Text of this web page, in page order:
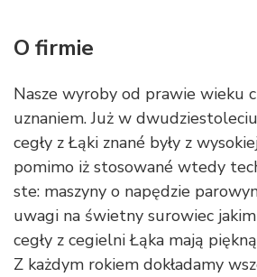
O firmie
Nasze wyroby od pra­wie wie­ku
uzna­niem. Już w
ce­gły z Łą­ki zna­né by­ły z
po­mi­mo iż sto­so­wa­né wte­dy
ste: ma­szy­ny o na­pę­dzie
uwa­gi na świet­ny su­ro­wiec ja­kim
ce­gły z ce­giel­ni Łą­ka ma­ją
Z każ­dym ro­kiem do­kła­da­my